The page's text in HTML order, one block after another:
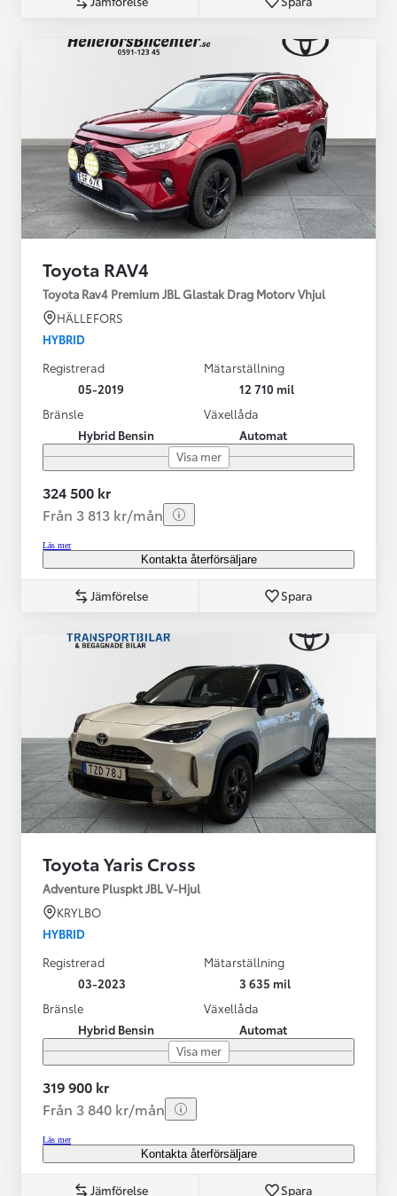
Toyota RAV4
Toyota Rav4 Premium JBL Glastak Drag Motorv Vhjul
HÄLLEFORS
HYBRID
Registrerad
05-2019
Mätarställning
12 710 mil
Bränsle
Hybrid Bensin
Växellåda
Automat
Visa mer
324 500 kr
Från 3 813 kr/mån
Läs mer
Kontakta återförsäljare
Jämförelse Spara
Toyota Yaris Cross
Adventure Pluspkt JBL V-Hjul
KRYLBO
HYBRID
Registrerad
03-2023
Mätarställning
3 635 mil
Bränsle
Hybrid Bensin
Växellåda
Automat
Visa mer
319 900 kr
Från 3 840 kr/mån
Läs mer
Kontakta återförsäljare
Jämförelse Spara